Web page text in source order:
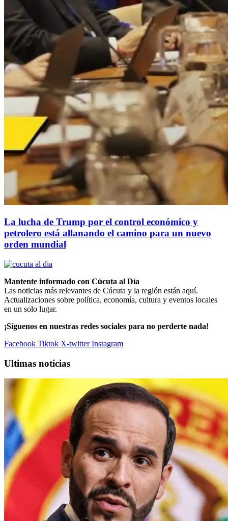
La lucha de Trump por el control económico y
petrolero está allanando el camino para un nuevo
orden mundial
Mantente informado con Cúcuta al Día
Las noticias más relevantes de Cúcuta y la región están aquí.
Actualizaciones sobre política, economía, cultura y eventos locales
en un solo lugar.
¡Síguenos en nuestras redes sociales para no perderte nada!
Facebook Tiktok X-twitter Instagram
Ultimas noticias